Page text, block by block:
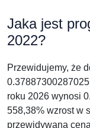
Jaka jest
2022?
Przewidujemy, że
roku 2026 wynosi
558,38% wzrost w
przewidywana